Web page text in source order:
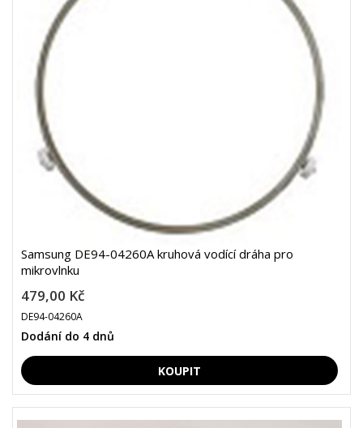
Samsung DE94-04260A kruhová vodící dráha pro
mikrovlnku
479,00 Kč
DE94-04260A
Dodání do 4 dnů